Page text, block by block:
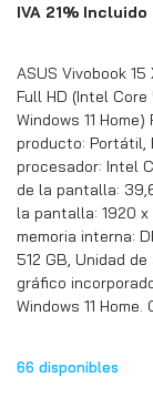
IVA 21% Incluido
ASUS Vivobook
Full HD (Intel Core
Windows 11
producto: Portátil,
procesador: Intel
de la pantalla:
la pantalla: 1920 x
memoria interna:
512 GB, Unidad
gráfico
Windows 11
66 disponibles